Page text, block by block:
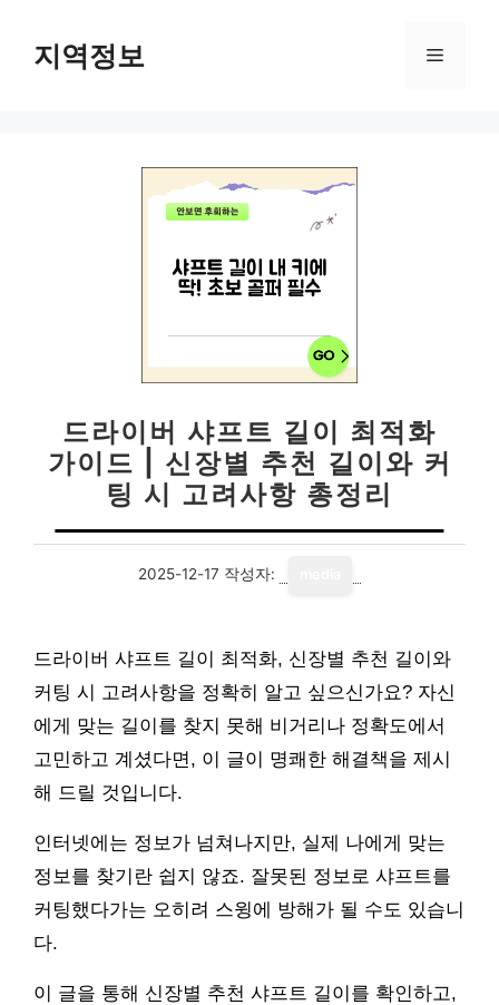
지역정보 메
드라이버 샤프트 길이 최적화
가이드 | 신장별 추천 길이와 커
팅 시 고려사항 총정리
2025-12-17 작성자:
드라이버 샤프트 길이 최적화, 신장별 추천 길이와
커팅 시 고려사항을 정확히 알고 싶으신가요? 자신
에게 맞는 길이를 찾지 못해 비거리나 정확도에서
고민하고 계셨다면, 이 글이 명쾌한 해결책을 제시
해 드릴 것입니다.
인터넷에는 정보가 넘쳐나지만, 실제 나에게 맞는
정보를 찾기란 쉽지 않죠. 잘못된 정보로 샤프트를
커팅했다가는 오히려 스윙에 방해가 될 수도 있습니
다.
이 글을 통해 신장별 추천 샤프트 길이를 확인하고,